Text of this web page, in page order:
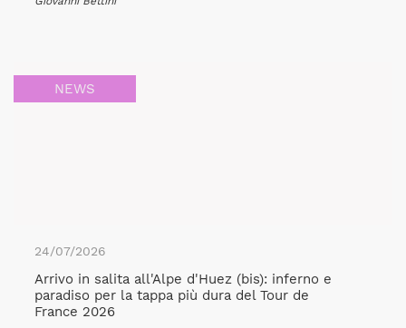
NEWS
24/07/2026
Arrivo in salita all'Alpe d'Huez (bis): inferno e
paradiso per la tappa più dura del Tour de
France 2026